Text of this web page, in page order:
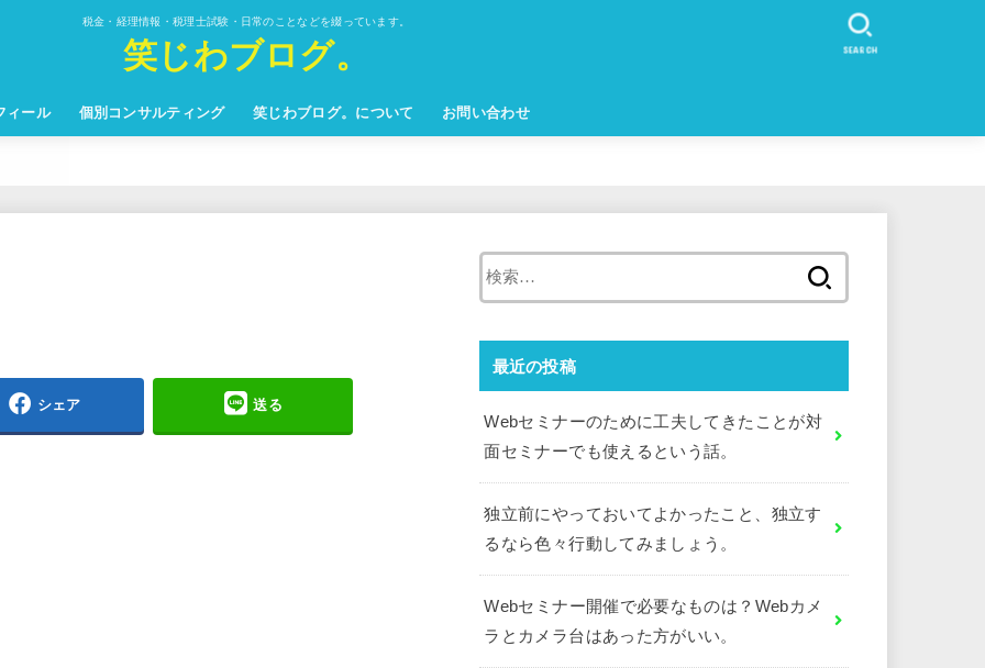
税金・経理情報・税理士試験・日常のことなどを綴っています。
笑じわブログ。
ィール 個別コンサルティング 笑じわブログ。について お問い合わせ
SEARCH
シェア 送る
最近の投稿
Webセミナーのために工夫してきたことが対
面セミナーでも使えるという話。
独立前にやっておいてよかったこと、独立す
るなら色々行動してみましょう。
Webセミナー開催で必要なものは？Webカメ
ラとカメラ台はあった方がいい。